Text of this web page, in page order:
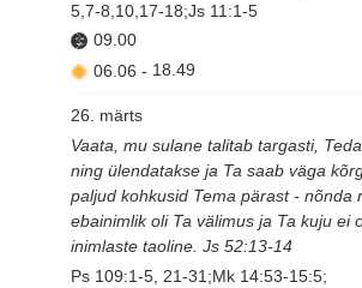
5,7-8,10,17-18;Js 11:1-5
09.00
06.06 - 18.49
26. märts
Vaata, mu sulane talitab targasti,
ning ülendatakse ja Ta saab väga
paljud kohkusid Tema pärast - nõnda
ebainimlik oli Ta välimus ja Ta kuju ei
inimlaste taoline. Js 52:13-14
Ps 109:1-5, 21-31;Mk 14:53-15:5;